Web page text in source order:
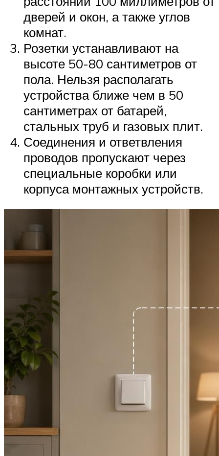
дверей и окон, а также углов
комнат.
Розетки устанавливают на
высоте 50-80 сантиметров от
пола. Нельзя располагать
устройства ближе чем в 50
сантиметрах от батарей,
стальных труб и газовых плит.
Соединения и ответвления
проводов пропускают через
специальные коробки или
корпуса монтажных устройств.